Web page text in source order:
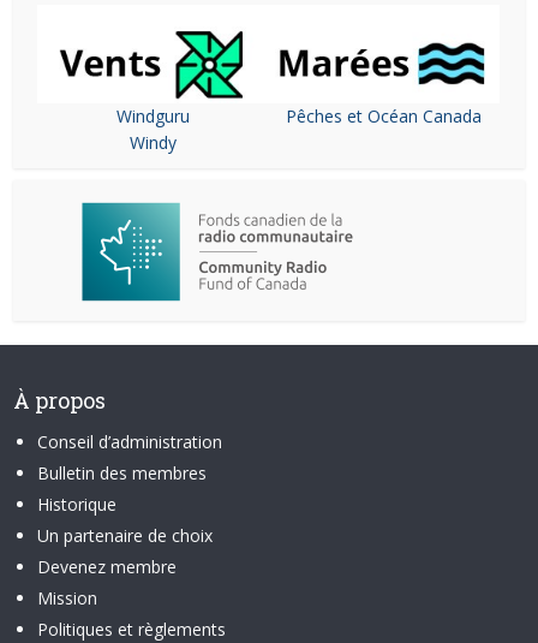
Windguru
Windy
Pêches et Océan Canada
À propos
Conseil d’administration
Bulletin des membres
Historique
Un partenaire de choix
Devenez membre
Mission
Politiques et règlements